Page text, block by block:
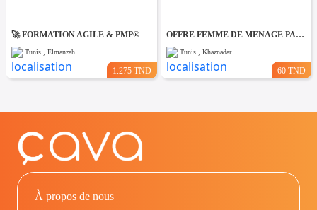
🚀 FORMATION AGILE & PMP®
Tunis , Elmanzah
1.275 TND
OFFRE FEMME DE MENAGE PAR JOUR A khaznadar
Tunis , Khaznadar
60 TND
À propos de nous